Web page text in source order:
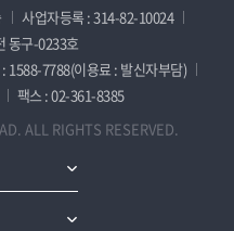
사업자등록 : 314-82-10024
동구-0233호
1588-7788(이용료 : 발신자부담)
팩스 : 02-361-8385
ALL RIGHTS RESERVED.